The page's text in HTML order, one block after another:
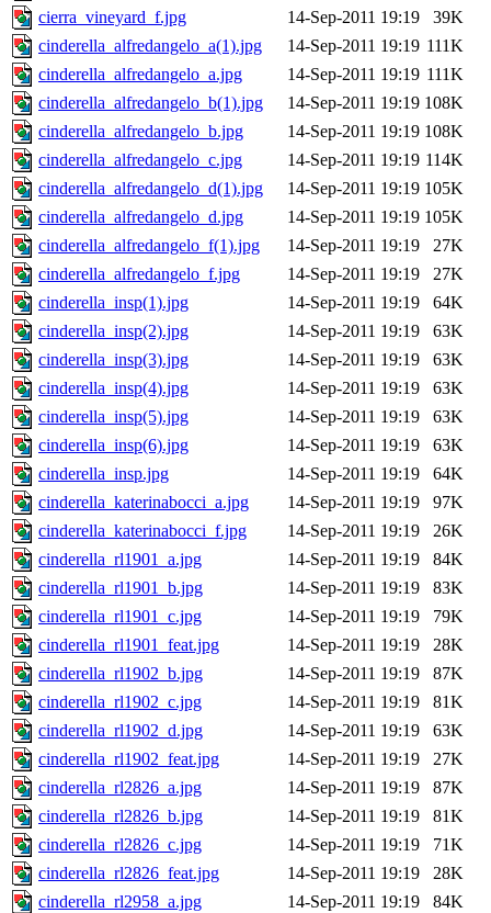
cierra_vineyard_f.jpg
14-Sep-2011 19:19
39K
cinderella_alfredangelo_a(1).jpg
14-Sep-2011 19:19 111K
cinderella_alfredangelo_a.jpg
14-Sep-2011 19:19 111K
cinderella_alfredangelo_b(1).jpg
14-Sep-2011 19:19 108K
cinderella_alfredangelo_b.jpg
14-Sep-2011 19:19 108K
cinderella_alfredangelo_c.jpg
14-Sep-2011 19:19 114K
cinderella_alfredangelo_d(1).jpg
14-Sep-2011 19:19 105K
cinderella_alfredangelo_d.jpg
14-Sep-2011 19:19 105K
cinderella_alfredangelo_f(1).jpg
14-Sep-2011 19:19
27K
cinderella_alfredangelo_f.jpg
14-Sep-2011 19:19
27K
cinderella_insp(1).jpg
14-Sep-2011 19:19
64K
cinderella_insp(2).jpg
14-Sep-2011 19:19
63K
cinderella_insp(3).jpg
14-Sep-2011 19:19
63K
cinderella_insp(4).jpg
14-Sep-2011 19:19
63K
cinderella_insp(5).jpg
14-Sep-2011 19:19
63K
cinderella_insp(6).jpg
14-Sep-2011 19:19
63K
cinderella_insp.jpg
14-Sep-2011 19:19
64K
cinderella_katerinabocci_a.jpg
14-Sep-2011 19:19
97K
cinderella_katerinabocci_f.jpg
14-Sep-2011 19:19
26K
cinderella_rl1901_a.jpg
14-Sep-2011 19:19
84K
cinderella_rl1901_b.jpg
14-Sep-2011 19:19
83K
cinderella_rl1901_c.jpg
14-Sep-2011 19:19
79K
cinderella_rl1901_feat.jpg
14-Sep-2011 19:19
28K
cinderella_rl1902_b.jpg
14-Sep-2011 19:19
87K
cinderella_rl1902_c.jpg
14-Sep-2011 19:19
81K
cinderella_rl1902_d.jpg
14-Sep-2011 19:19
63K
cinderella_rl1902_feat.jpg
14-Sep-2011 19:19
27K
cinderella_rl2826_a.jpg
14-Sep-2011 19:19
87K
cinderella_rl2826_b.jpg
14-Sep-2011 19:19
81K
cinderella_rl2826_c.jpg
14-Sep-2011 19:19
71K
cinderella_rl2826_feat.jpg
14-Sep-2011 19:19
28K
cinderella_rl2958_a.jpg
14-Sep-2011 19:19
84K